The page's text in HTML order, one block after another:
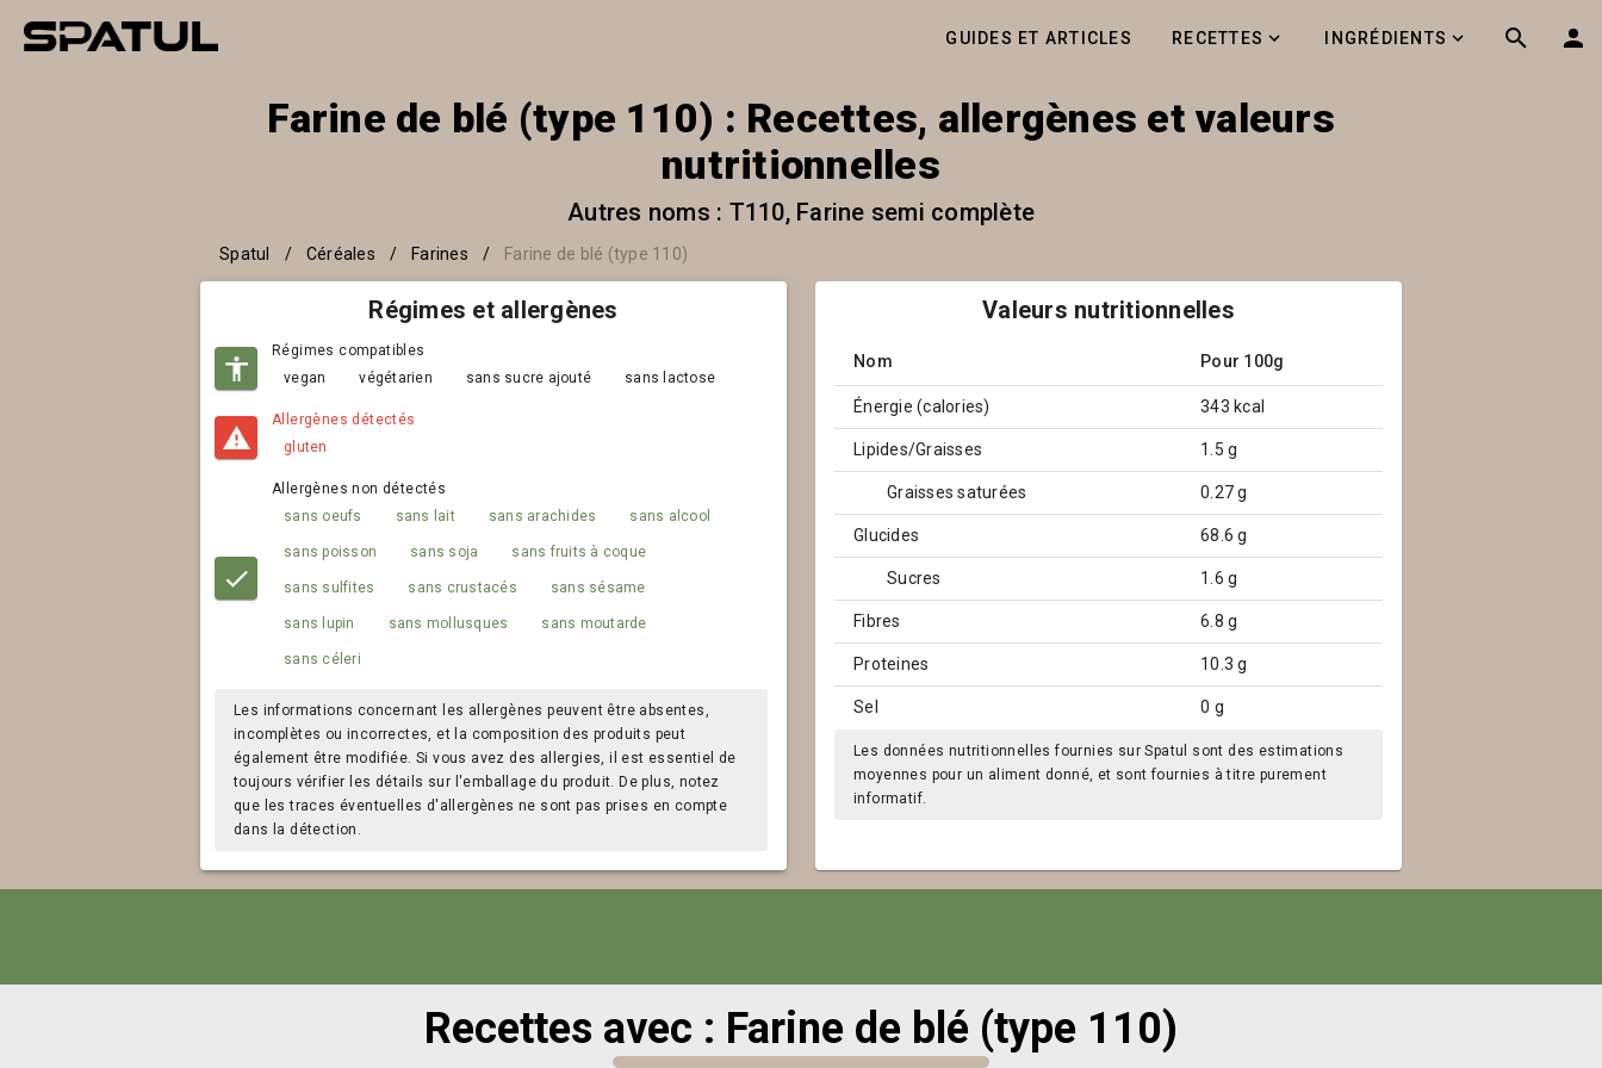
GUIDES ET ARTICLES RECETTES INGRÉDIENTS
Farine de blé (type 110) : Recettes, allergènes et valeurs
nutritionnelles
Autres noms : T110, Farine semi complète
Spatul / Céréales / Farines / Farine de blé (type 110)
Régimes et allergènes
Régimes compatibles
vegan
végétarien sans sucre ajouté sans lactose
Allergènes détectés
gluten
Allergènes non détectés
sans oeufs
sans lait sans arachides sans alcool
sans poisson sans soja sans fruits à coque
sans sulfites sans crustacés sans sésame
sans lupin sans mollusques sans moutarde
sans céleri
Les informations concernant les allergènes peuvent être absentes,
incomplètes ou incorrectes, et la composition des produits peut
également être modifiée. Si vous avez des allergies, il est essentiel de
toujours vérifier les détails sur l'emballage du produit. De plus, notez
que les traces éventuelles d'allergènes ne sont pas prises en compte
dans la détection.
Valeurs nutritionnelles
Nom Pour 100g
Énergie (calories) 343 kcal
Lipides/Graisses 1.5 g
Graisses saturées 0.27 g
Glucides 68.6 g
Sucres 1.6 g
Fibres 6.8 g
Proteines 10.3 g
Sel 0 g
Les données nutritionnelles fournies sur Spatul sont des estimations
moyennes pour un aliment donné, et sont fournies à titre purement
informatif.
Recettes avec : Farine de blé (type 110)